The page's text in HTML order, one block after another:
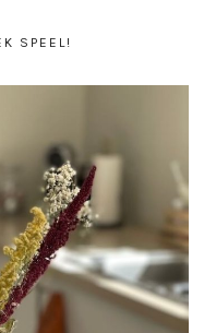
SPEEL!